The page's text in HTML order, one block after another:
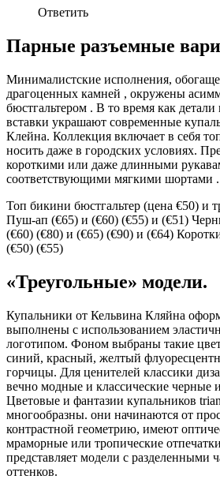
Ответить
Парные разъемные
Минималистские исполнения,
драгоценных камней , окружены
бюстгальтером . В то время как
вставки украшают современные
Клейна. Коллекция включает в себя
носить даже в городских условиях.
короткими или даже длинными
соответствующими мягкими шортами .
Топ бикини бюстгальтер (цена €50) и
Пуш-ап (€65) и (€60) (€55) и (€51)
(€60) (€80) и (€65) (€90) и (€64)
(€50) (€55)
«Треугольные» модели.
Купальники от Кельвина Кляйна
выполнены с использованием
логотипом. Фоном выбраны такие
синий, красный, желтый
горчицы. Для ценителей классики
вечно модные и классические черные
Цветовые и фантазии купальников
многообразны. они начинаются от
контрастной геометрию, имеют
мраморные или тропические
представляет модели с разделенными
оттенков.